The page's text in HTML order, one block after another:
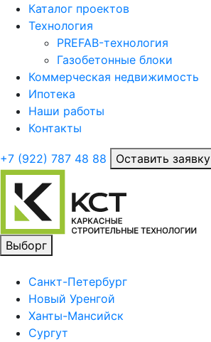
Каталог проектов
Технология
PREFAB-технология
Газобетонные блоки
Коммерческая недвижимость
Ипотека
Наши работы
Контакты
+7 (922) 787 48 88 Оставить заявку
Выборг
Санкт-Петербург
Новый Уренгой
Ханты-Мансийск
Сургут